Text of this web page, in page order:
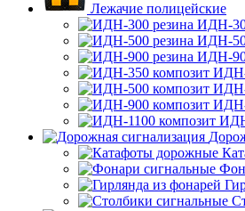
Лежачие полицейские
ИДН-
ИДН-
ИДН-
ИДН-
ИДН-
ИДН-